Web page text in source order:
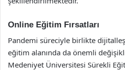
Online Eğitim Fırsatları
Pandemi süreciyle birlikte
eğitim alanında da önemli
Medeniyet Üniversitesi Sürekli